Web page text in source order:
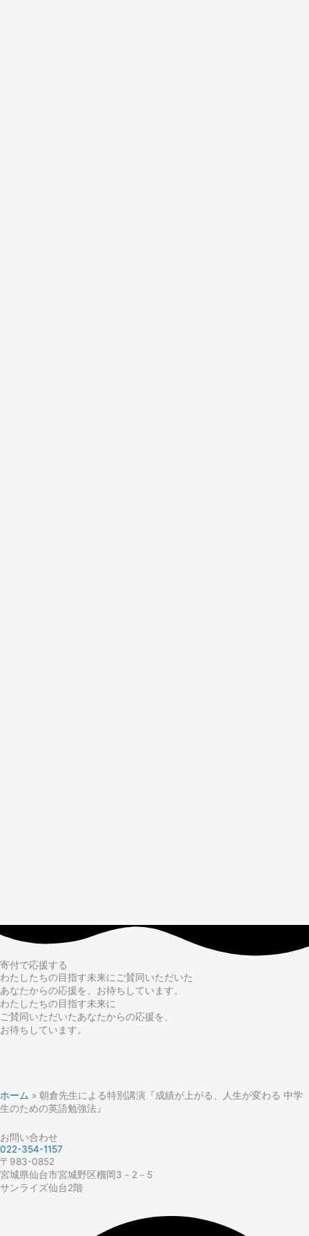
寄付で応援する
わたしたちの目指す未来にご賛同いただいた
あなたからの応援を、お待ちしています。
わたしたちの目指す未来に
ご賛同いただいたあなたからの応援を、
お待ちしています。
ホーム » 朝倉先生による特別講演『成績が上がる、人生が変わる 中学
生のための英語勉強法』
お問い合わせ
022-354-1157
〒983-0852
宮城県仙台市宮城野区榴岡3－2－5
サンライズ仙台2階​